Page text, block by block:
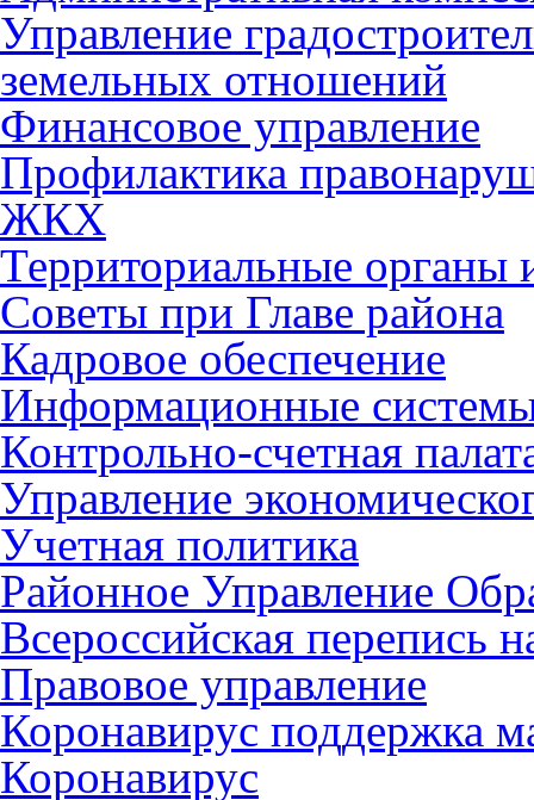
Управление
земельных отношений
Финансовое управление
Профилактика
ЖКХ
Территориальные органы
Советы при Главе района
Кадровое обеспечение
Информационные
Контрольно-счетная
Управление
Учетная политика
Районное Управление
Всероссийская перепись
Правовое управление
Коронавирус поддержка
Коронавирус